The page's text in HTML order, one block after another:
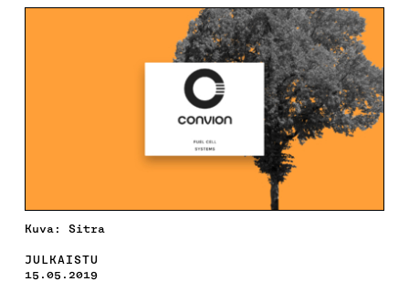
Kuva: Sitra
JULKAISTU
15.05.2019